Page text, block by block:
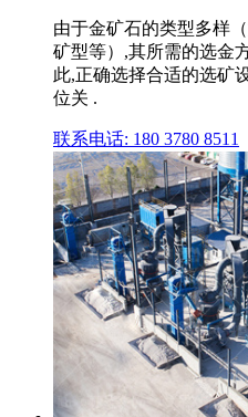
由于金矿石的类型多样
矿型等）,其所需的选金
此,正确选择合适的选矿
位关 .
联系电话: 180 3780 8511